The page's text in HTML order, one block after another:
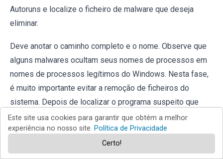
Autoruns e localize o ficheiro de malware que deseja
eliminar.
Deve anotar o caminho completo e o nome. Observe que
alguns malwares ocultam seus nomes de processos em
nomes de processos legítimos do Windows. Nesta fase,
é muito importante evitar a remoção de ficheiros do
sistema. Depois de localizar o programa suspeito que
deseja remover clique com o mouse sobre o nome dele e
escolha "Excluir"
Este site usa cookies para garantir que obtém a melhor
experiência no nosso site. Política de Privacidade
Certo!